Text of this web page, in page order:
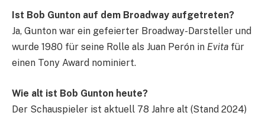
Ist Bob Gunton auf dem Broadway aufgetreten?
Ja, Gunton war ein gefeierter Broadway-Darsteller und
wurde 1980 für seine Rolle als Juan Perón in Evita für
einen Tony Award nominiert.
Wie alt ist Bob Gunton heute?
Der Schauspieler ist aktuell 78 Jahre alt (Stand 2024)